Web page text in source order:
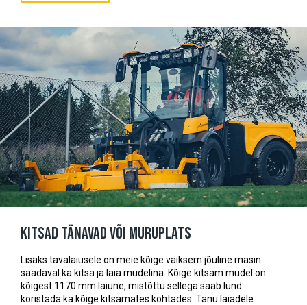
Kitsad tänavad või muruplats
Lisaks tavalaiusele on meie kõige väiksem jõuline masin
saadaval ka kitsa ja laia mudelina. Kõige kitsam mudel on
kõigest 1170 mm laiune, mistõttu sellega saab lund
koristada ka kõige kitsamates kohtades. Tänu laiadele